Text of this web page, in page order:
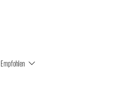
Empfohlen